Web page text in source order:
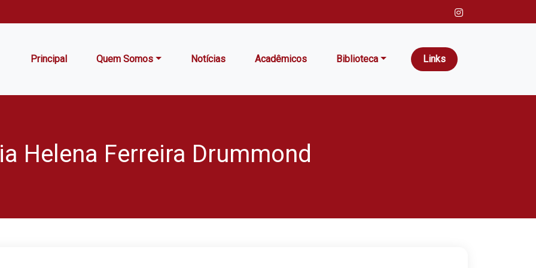
Principal Quem Somos Notícias Acadêmicos Biblioteca Links
Helena Ferreira Drummond